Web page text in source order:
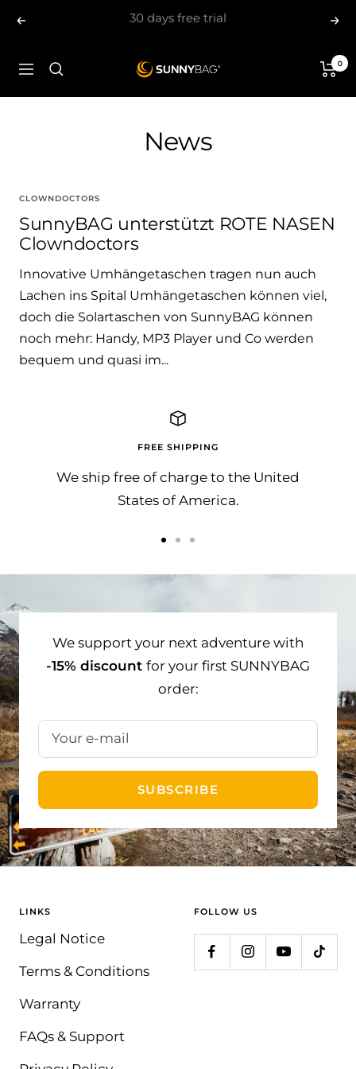
Previous
Navigation SUNNYBAG.com 0
News
CLOWNDOCTORS
SunnyBAG unterstützt ROTE NASEN
Clowndoctors
Innovative Umhängetaschen tragen nun auch
Lachen ins Spital Umhängetaschen können viel,
doch die Solartaschen von SunnyBAG können
noch mehr: Handy, MP3 Player und Co werden
bequem und quasi im...
FREE SHIPPING
We ship free of charge to the United
States of America.
tototo
We support your next adventure with
-15% discount for your first SUNNYBAG
order:
Your e-mail
SUBSCRIBE
LINKS
Legal Notice
Terms & Conditions
Warranty
FAQs & Support
FOLLOW US